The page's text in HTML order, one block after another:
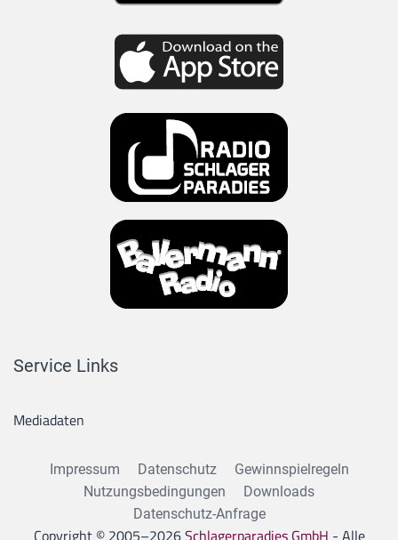
Service Links
Mediadaten
Impressum Datenschutz
Gewinnspielregeln
Nutzungsbedingungen
Downloads
Datenschutz-Anfrage